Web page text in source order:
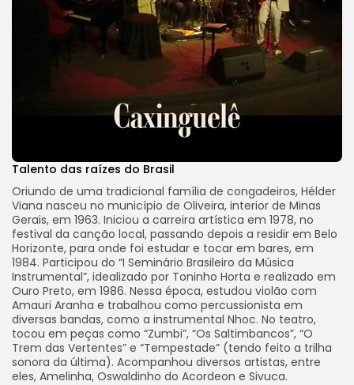
Talento das raízes do Brasil
Oriundo de uma tradicional família de congadeiros, Hélder
Viana nasceu no município de Oliveira, interior de Minas
Gerais, em 1963. Iniciou a carreira artística em 1978, no
festival da canção local, passando depois a residir em Belo
Horizonte, para onde foi estudar e tocar em bares, em
1984. Participou do “I Seminário Brasileiro da Música
Instrumental”, idealizado por Toninho Horta e realizado em
Ouro Preto, em 1986. Nessa época, estudou violão com
Amauri Aranha e trabalhou como percussionista em
diversas bandas, como a instrumental Nhoc. No teatro,
tocou em peças como “Zumbi”, “Os Saltimbancos”, “O
Trem das Vertentes” e “Tempestade” (tendo feito a trilha
sonora da última). Acompanhou diversos artistas, entre
eles, Amelinha, Oswaldinho do Acordeon e Sivuca.